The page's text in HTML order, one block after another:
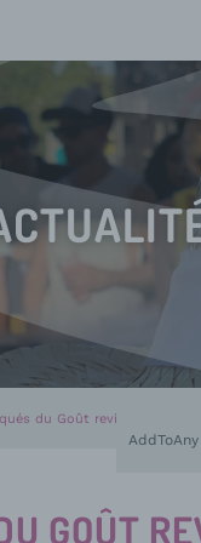
du Goût revisitent la
GOÛT